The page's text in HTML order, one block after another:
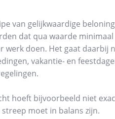
van gelijkwaardige
dat qua waarde
werk doen. Het gaat daarbij
vakantie- en
hoeft bijvoorbeeld niet
moet in balans zijn.